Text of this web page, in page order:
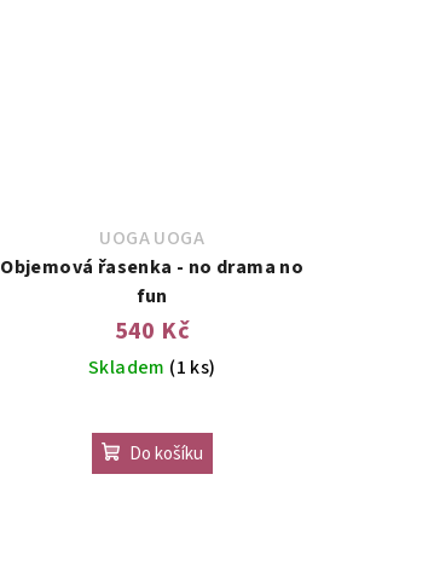
UOGA UOGA
Objemová řasenka - no drama no
fun
540 Kč
Skladem (1 ks)
Do košíku